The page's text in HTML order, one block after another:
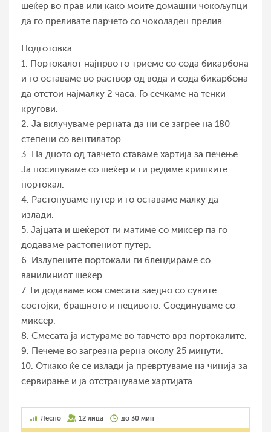
шеќер во прав или како моите домашни чокољупци
да го преливате парчето со чоколаден прелив.
Подготовка
1. Портокалот најпрво го триеме со сода бикарбона
и го оставаме во раствор од вода и сода бикарбона
да отстои најмалку 2 часа. Го сечкаме на тенки
кругови.
2. Ја вклучуваме рерната да ни се загрее на 180
степени со вентилатор.
3. На дното од тавчето ставаме хартија за печење.
Ја посипуваме со шеќер и ги редиме кришките
портокал.
4. Растопуваме путер и го оставаме малку да
излади.
5. Јајцата и шеќерот ги матиме со миксер па го
додаваме растопениот путер.
6. Излупените портокали ги блендираме со
ванилиниот шеќер.
7. Ги додаваме кон смесата заедно со сувите
состојки, брашното и пецивото. Соединуваме со
миксер.
8. Смесата ја истураме во тавчето врз портокалите.
9. Печеме во загреана рерна околу 25 минути.
10. Откако ќе се излади ја превртуваме на чинија за
сервирање и ја отстрануваме хартијата.
Лесно 12 лица до 30 мин